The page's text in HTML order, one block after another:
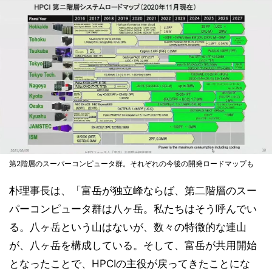
第2階層のスーパーコンピュータ群。それぞれの今後の開発ロードマップも
朴理事長は、「富岳が独立峰ならば、第二階層のスー
パーコンピュータ群は八ヶ岳。私たちはそう呼んでい
る。八ヶ岳という山はないが、数々の特徴的な連山
が、八ヶ岳を構成している。そして、富岳が共用開始
となったことで、HPCIの主役が戻ってきたことにな